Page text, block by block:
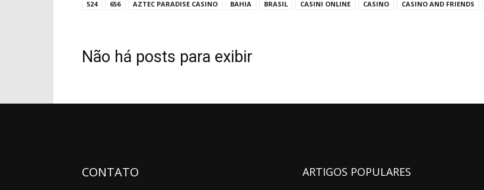
524 656 AZTEC PARADISE CASINO BAHIA BRASIL CASINI ONLINE CASINO CASINO AND FRIENDS
Não há posts para exibir
CONTATO ARTIGOS POPULARES